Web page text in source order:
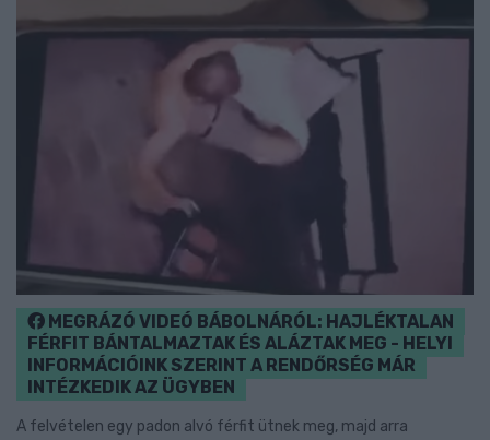
MEGRÁZÓ VIDEÓ BÁBOLNÁRÓL: HAJLÉKTALAN
FÉRFIT BÁNTALMAZTAK ÉS ALÁZTAK MEG - HELYI
INFORMÁCIÓINK SZERINT A RENDŐRSÉG MÁR
INTÉZKEDIK AZ ÜGYBEN
A felvételen egy padon alvó férfit ütnek meg, majd arra